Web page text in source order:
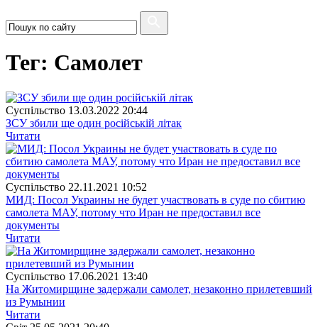
Тег: Самолет
Суспiльство 13.03.2022 20:44
ЗСУ збили ще один російській літак
Читати
Суспiльство 22.11.2021 10:52
МИД: Посол Украины не будет участвовать в суде по сбитию
самолета МАУ, потому что Иран не предоставил все
документы
Читати
Суспiльство 17.06.2021 13:40
На Житомирщине задержали самолет, незаконно прилетевший
из Румынии
Читати